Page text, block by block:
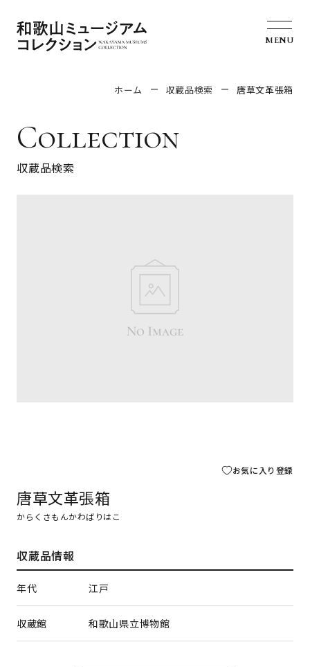
MENU
ホーム 収蔵品検索 唐草文革張箱
Collection
収蔵品検索
お気に入り登録
唐草文革張箱
からくさもんかわばりはこ
収蔵品情報
年代 江戸
収蔵館 和歌山県立博物館